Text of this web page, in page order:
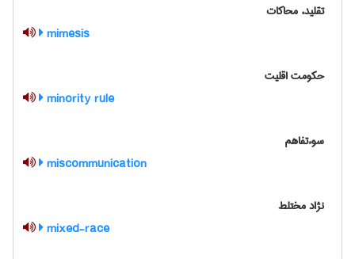
تقلید، محاکات
mimesis
حكومت اقليت
minority rule
سوءتفاهم
miscommunication
نژاد مختلط
mixed-race